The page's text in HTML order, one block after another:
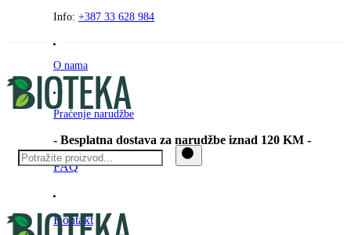
PreskočiteInfo: +387 33 628 984
O nama
Praćenje narudžbe
- Besplatna dostava za narudžbe iznad 120 KM -
FAQ
Kontakt